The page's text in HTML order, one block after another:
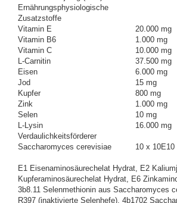
Ernährungsphysiologische
Zusatzstoffe
Vitamin E
20.000 mg
Vitamin B6
1.000 mg
Vitamin C
10.000 mg
L-Carnitin
37.500 mg
Eisen
6.000 mg
Jod
15 mg
Kupfer
800 mg
Zink
1.000 mg
Selen
10 mg
L-Lysin
16.000 mg
Verdaulichkeitsförderer
Saccharomyces cerevisiae
10 x 10E10
E1 Eisenaminosäurechelat Hydrat, E2
Kupferaminosäurechelat Hydrat, E6
3b8.11 Selenmethionin aus Saccharomyces
R397 (inaktivierte Selenhefe), 4b1702